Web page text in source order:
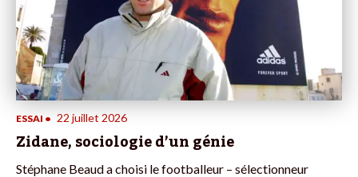
ESSAI • 22 juillet 2026
Zidane, sociologie d’un génie
Stéphane Beaud a choisi le footballeur – sélectionneur